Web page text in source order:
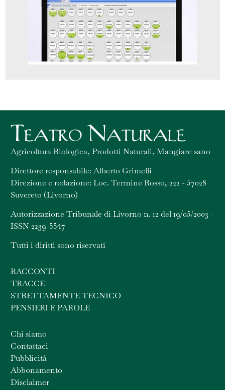
Agricoltura Biologica, Prodotti Naturali, Mangiare sano
Direttore responsabile: Alberto Grimelli
Direzione e redazione: Loc. Termine Rosso, 222 - 57028
Suvereto (Livorno)
Autorizzazione Tribunale di Livorno n. 12 del 19/05/2003 -
ISSN 2239-5547
Tutti i diritti sono riservati
RACCONTI
TRACCE
STRETTAMENTE TECNICO
PENSIERI E PAROLE
Chi siamo
Contattaci
Pubblicità
Abbonamento
Disclaimer